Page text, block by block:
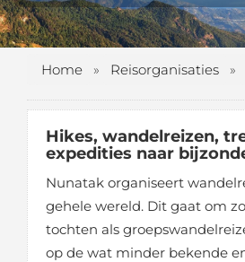
Home » Reisorganisaties »
Hikes, wandelreizen,
expedities naar
Nunatak organiseert
gehele wereld. Dit gaat om
tochten als
op de wat minder bekende